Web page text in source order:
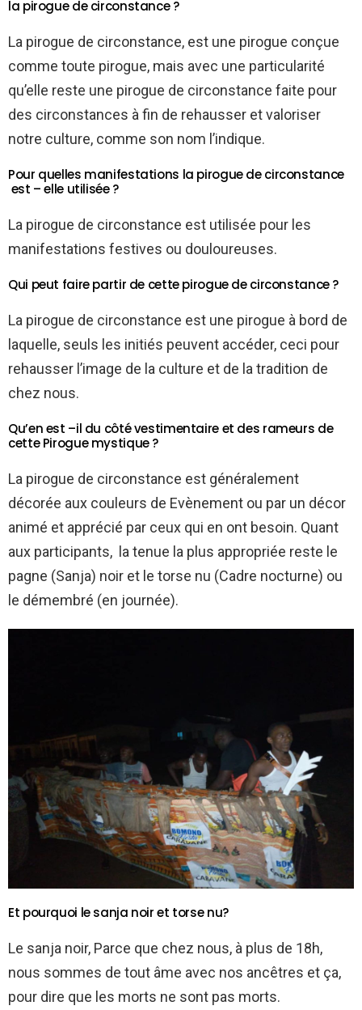
la pirogue de circonstance ?
La pirogue de circonstance, est une pirogue conçue
comme toute pirogue, mais avec une particularité
qu’elle reste une pirogue de circonstance faite pour
des circonstances à fin de rehausser et valoriser
notre culture, comme son nom l’indique.
Pour quelles manifestations la pirogue de circonstance
est – elle utilisée ?
La pirogue de circonstance est utilisée pour les
manifestations festives ou douloureuses.
Qui peut faire partir de cette pirogue de circonstance ?
La pirogue de circonstance est une pirogue à bord de
laquelle, seuls les initiés peuvent accéder, ceci pour
rehausser l’image de la culture et de la tradition de
chez nous.
Qu’en est –il du côté vestimentaire et des rameurs de
cette Pirogue mystique ?
La pirogue de circonstance est généralement
décorée aux couleurs de Evènement ou par un décor
animé et apprécié par ceux qui en ont besoin. Quant
aux participants, la tenue la plus appropriée reste le
pagne (Sanja) noir et le torse nu (Cadre nocturne) ou
le démembré (en journée).
Et pourquoi le sanja noir et torse nu?
Le sanja noir, Parce que chez nous, à plus de 18h,
nous sommes de tout âme avec nos ancêtres et ça,
pour dire que les morts ne sont pas morts.